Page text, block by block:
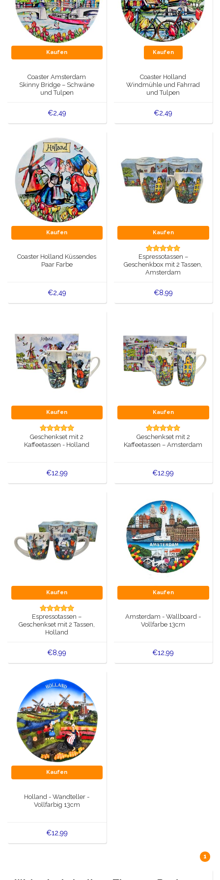
Kaufen
Coaster Amsterdam
Skinny Bridge – Schwäne
und Tulpen
€2,49
Kaufen
Coaster Holland
Windmühle und Fahrrad
und Tulpen
€2,49
Kaufen
Coaster Holland Küssendes
Paar Farbe
€2,49
Kaufen
Espressotassen –
Geschenkbox mit 2 Tassen,
Amsterdam
€8,99
Kaufen
Geschenkset mit 2
Kaffeetassen - Holland
€12,99
Kaufen
Geschenkset mit 2
Kaffeetassen – Amsterdam
€12,99
Kaufen
Espressotassen –
Geschenkset mit 2 Tassen,
Holland
€8,99
Kaufen
Amsterdam - Wallboard -
Vollfarbe 13cm
€12,99
Kaufen
Holland - Wandteller -
Vollfarbig 13cm
€12,99
1